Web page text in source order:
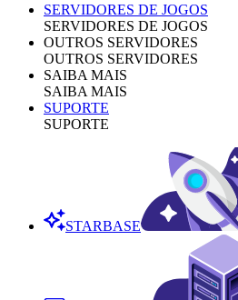
SERVIDORES DE JOGOS
SERVIDORES DE JOGOS
OUTROS SERVIDORES
OUTROS SERVIDORES
SAIBA MAIS
SAIBA MAIS
SUPORTE
SUPORTE
STARBASE